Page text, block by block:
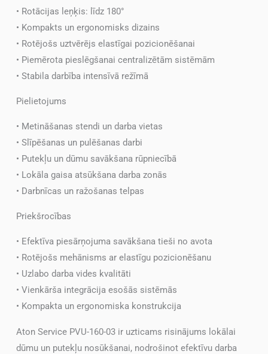
• Rotācijas leņķis: līdz 180°
• Kompakts un ergonomisks dizains
• Rotējošs uztvērējs elastīgai pozicionēšanai
• Piemērota pieslēgšanai centralizētām sistēmām
• Stabila darbība intensīvā režīmā
Pielietojums
• Metināšanas stendi un darba vietas
• Slīpēšanas un pulēšanas darbi
• Putekļu un dūmu savākšana rūpniecībā
• Lokāla gaisa atsūkšana darba zonās
• Darbnīcas un ražošanas telpas
Priekšrocības
• Efektīva piesārņojuma savākšana tieši no avota
• Rotējošs mehānisms ar elastīgu pozicionēšanu
• Uzlabo darba vides kvalitāti
• Vienkārša integrācija esošās sistēmās
• Kompakta un ergonomiska konstrukcija
Aton Service PVU-160-03 ir uzticams risinājums lokālai
dūmu un putekļu nosūkšanai, nodrošinot efektīvu darba